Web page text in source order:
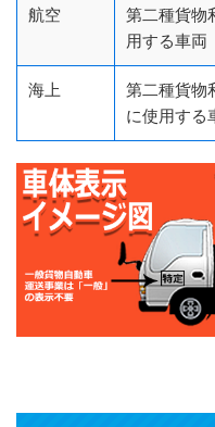
航空
第二種貨物
用する車両
海上
第二種貨物
に使用する